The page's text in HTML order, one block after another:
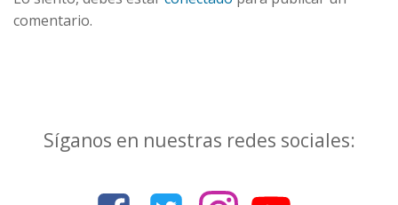
comentario.
Síganos en nuestras redes sociales: